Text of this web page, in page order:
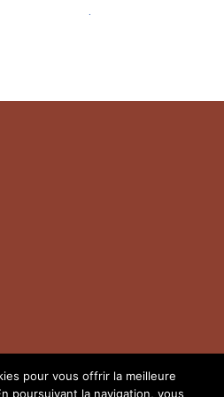
.
pour vous offrir la meilleure
poursuivant la navigation, vous